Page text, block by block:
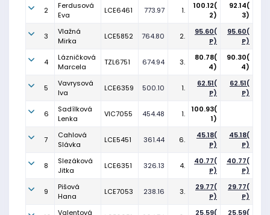
2
Ferdusová
Eva
LCE6461 773.97 1.
100.12(
2)
92.14(
3)
3
Vlažná
Mirka
LCE5852 764.80 2.
95.60(
P)
95.60(
P)
4
Lázničková
Marcela
TZL6751 674.94 3.
80.78(
4)
90.30(
4)
5
Vavrysová
Iva
LCE6359 500.10 1.
62.51(
P)
62.51(
P)
6
Sadílková
Lenka
VIC7055 454.48 1.
100.93(
1)
7
Cahlová
Slávka
LCE5451 361.44 6.
45.18(
P)
45.18(
P)
8
Slezáková
Jitka
LCE6351 326.13 4.
40.77(
P)
40.77(
P)
9
Pišová
Hana
LCE7053 238.16 3.
29.77(
P)
29.77(
P)
Valentová
25.59(
25.59(